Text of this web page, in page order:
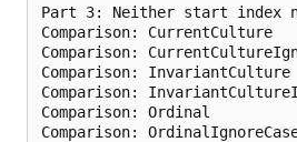
Part 3: Neither start index
Comparison:
Comparison:
Comparison:
Comparison:
Comparison: Ordinal
Comparison: